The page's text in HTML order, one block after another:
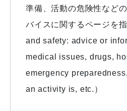
準備、活動の危険性など
バイスに関するページを
and safety: advice or
medical issues, drugs,
emergency
an activity is, etc.）